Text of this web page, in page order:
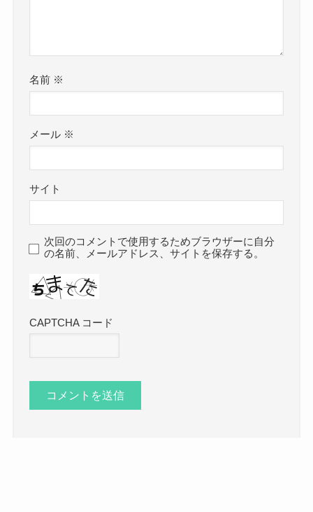
名前 ※
メール ※
サイト
次回のコメントで使用するためブラウザーに自分
の名前、メールアドレス、サイトを保存する。
CAPTCHA コード